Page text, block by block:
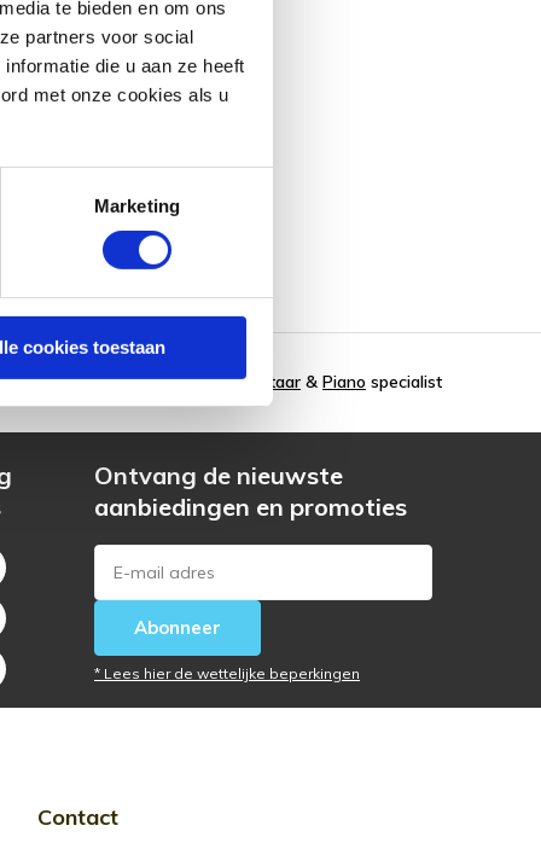
te bieden en om ons
partners voor social
die u aan ze heeft
met onze cookies als u
Marketing
cookies toestaan
Gitaar & Piano specialist
Ontvang de nieuwste
aanbiedingen en promoties
Abonneer
* Lees hier de wettelijke beperkingen
Contact